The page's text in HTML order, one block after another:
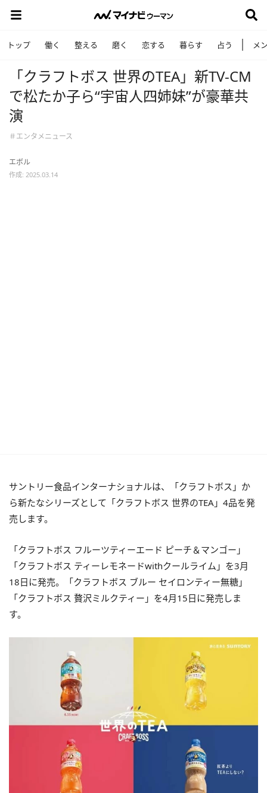
トップ 働く 整える 磨く 恋する 暮らす 占う メ
「クラフトボス 世界のTEA」新TV-CM
で松たか子ら“宇宙人四姉妹”が豪華共
演
＃エンタメニュース
エボル
作成: 2025.03.14
サントリー食品インターナショナルは、「クラフトボス」か
ら新たなシリーズとして「クラフトボス 世界のTEA」4品を発
売します。
「クラフトボス フルーツティーエード ピーチ＆マンゴー」
「クラフトボス ティーレモネードwithクールライム」を3月
18日に発売。「クラフトボス ブルー セイロンティー無糖」
「クラフトボス 贅沢ミルクティー」を4月15日に発売しま
す。